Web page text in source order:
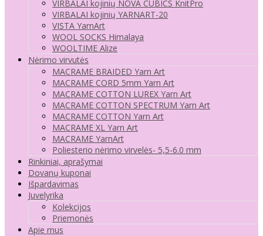
VIRBALAI kojinių NOVA CUBICS KnitPro
VIRBALAI kojinių YARNART-20
VISTA YarnArt
WOOL SOCKS Himalaya
WOOLTIME Alize
Nėrimo virvutės
MACRAME BRAIDED Yarn Art
MACRAME CORD 5mm Yarn Art
MACRAME COTTON LUREX Yarn Art
MACRAME COTTON SPECTRUM Yarn Art
MACRAME COTTON Yarn Art
MACRAME XL Yarn Art
MACRAME YarnArt
Poliesterio nėrimo virvelės- 5,5-6.0 mm
Rinkiniai, aprašymai
Dovanų kuponai
Išpardavimas
Juvelyrika
Kolekcijos
Priemonės
Apie mus